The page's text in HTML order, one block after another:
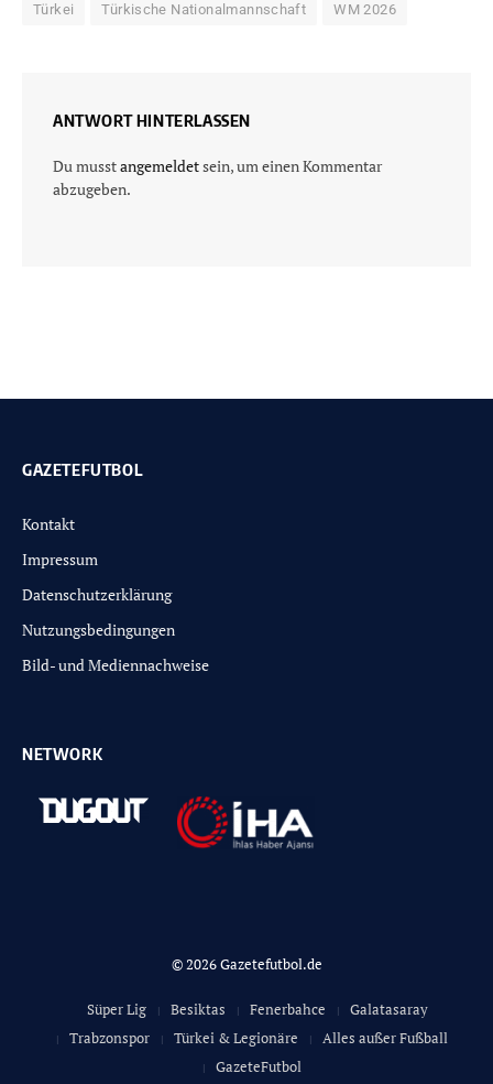
Türkei Türkische Nationalmannschaft WM 2026
ANTWORT HINTERLASSEN
Du musstangemeldetsein, um einen Kommentar
abzugeben.
GAZETEFUTBOL
Kontakt
Impressum
Datenschutzerklärung
Nutzungsbedingungen
Bild- und Mediennachweise
NETWORK
© 2026 Gazetefutbol.de
Süper Lig Besiktas Fenerbahce
Galatasaray
Trabzonspor
Türkei & Legionäre
Alles außer Fußball
GazeteFutbol